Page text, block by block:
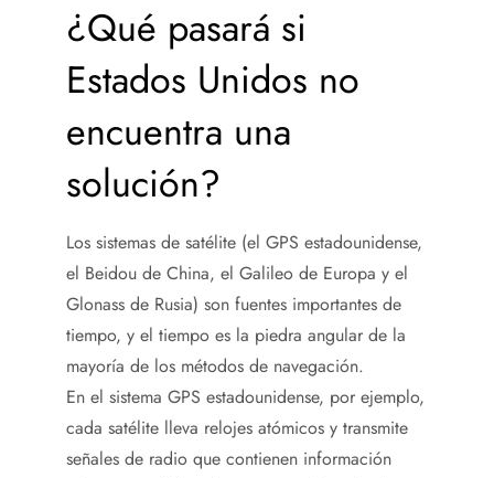
¿Qué pasará si
Estados Unidos no
encuentra una
solución?
Los sistemas de satélite (el GPS estadounidense,
el Beidou de China, el Galileo de Europa y el
Glonass de Rusia) son fuentes importantes de
tiempo, y el tiempo es la piedra angular de la
mayoría de los métodos de navegación.
En el sistema GPS estadounidense, por ejemplo,
cada satélite lleva relojes atómicos y transmite
señales de radio que contienen información